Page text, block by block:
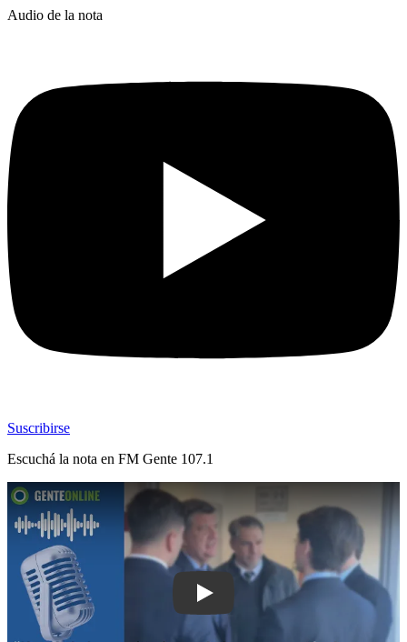
Audio de la nota
Suscribirse
Escuchá la nota en FM Gente 107.1
Play: “Ha quedado acreditado que